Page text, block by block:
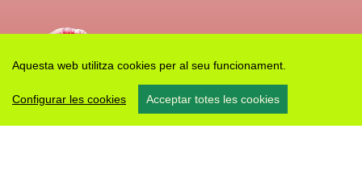
Aquesta web utilitza cookies per al seu funcionament.
Configurar les cookies Acceptar totes les cookies